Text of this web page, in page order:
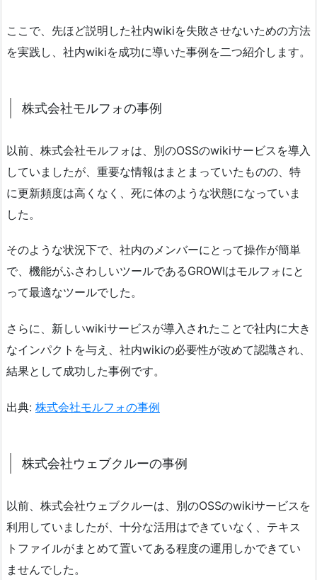
ここで、先ほど説明した社内wikiを失敗させないための方法
を実践し、社内wikiを成功に導いた事例を二つ紹介します。
株式会社モルフォの事例
以前、株式会社モルフォは、別のOSSのwikiサービスを導入
していましたが、重要な情報はまとまっていたものの、特
に更新頻度は高くなく、死に体のような状態になっていま
した。
そのような状況下で、社内のメンバーにとって操作が簡単
で、機能がふさわしいツールであるGROWIはモルフォにと
って最適なツールでした。
さらに、新しいwikiサービスが導入されたことで社内に大き
なインパクトを与え、社内wikiの必要性が改めて認識され、
結果として成功した事例です。
出典: 株式会社モルフォの事例
株式会社ウェブクルーの事例
以前、株式会社ウェブクルーは、別のOSSのwikiサービスを
利用していましたが、十分な活用はできていなく、テキス
トファイルがまとめて置いてある程度の運用しかできてい
ませんでした。